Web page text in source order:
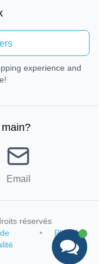
experience and
?
Email
réservés
•
Plan du
site